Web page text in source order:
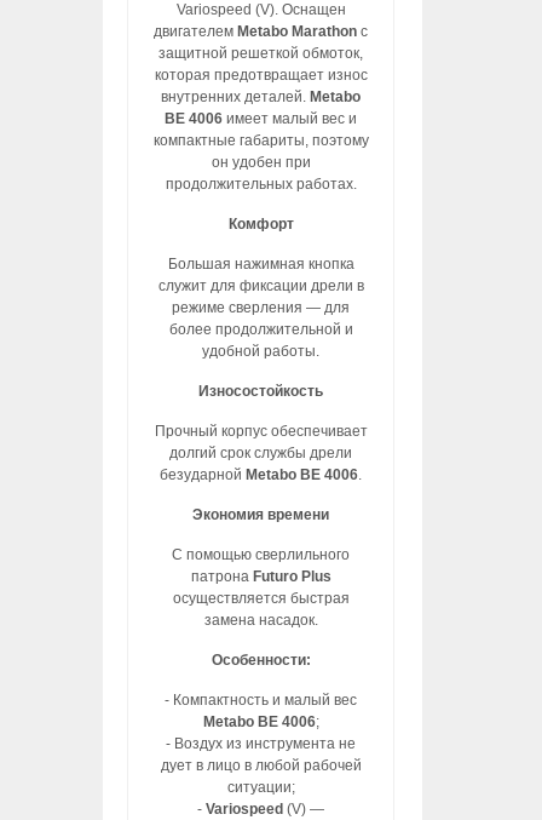
Variospeed (V). Оснащен
двигателем Metabo Marathon с
защитной решеткой обмоток,
которая предотвращает износ
внутренних деталей. Metabo
BE 4006 имеет малый вес и
компактные габариты, поэтому
он удобен при
продолжительных работах.
Комфорт
Большая нажимная кнопка
служит для фиксации дрели в
режиме сверления — для
более продолжительной и
удобной работы.
Износостойкость
Прочный корпус обеспечивает
долгий срок службы дрели
безударной Metabo BE 4006.
Экономия времени
С помощью сверлильного
патрона Futuro Plus
осуществляется быстрая
замена насадок.
Особенности:
- Компактность и малый вес
Metabo BE 4006;
- Воздух из инструмента не
дует в лицо в любой рабочей
ситуации;
-Variospeed (V) —